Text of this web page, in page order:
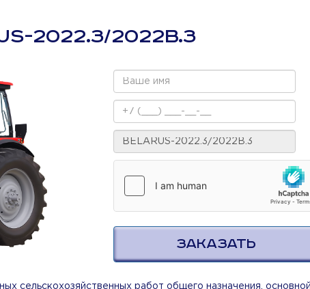
2022.3/2022B.3
ЗАКАЗАТЬ
сельскохозяйственных работ общего назначения,